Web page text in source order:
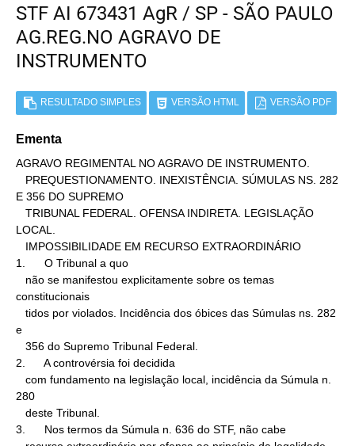
STF AI 673431 AgR / SP - SÃO PAULO
AG.REG.NO AGRAVO DE
INSTRUMENTO
RESULTADO SIMPLES VERSÃO HTML VERSÃO PDF
Ementa
AGRAVO REGIMENTAL NO AGRAVO DE INSTRUMENTO.
E 356 DO SUPREMO
LOCAL.
1.      O Tribunal a quo
constitucionais
e
2.      A controvérsia foi decidida
280
3.      Nos termos da Súmula n. 636 do STF, não cabe